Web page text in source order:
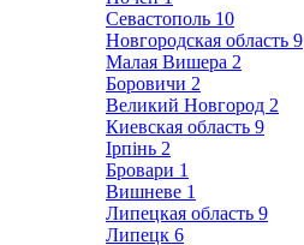
Севастополь 10
Новгородская область 9
Малая Вишера 2
Боровичи 2
Великий Новгород 2
Киевская область 9
Ірпінь 2
Бровари 1
Вишневе 1
Липецкая область 9
Липецк 6